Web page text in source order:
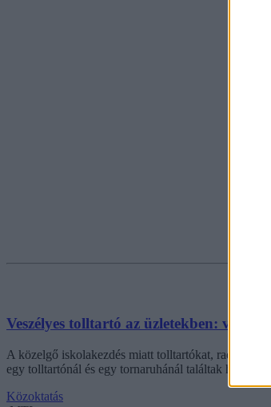
Veszélyes tolltartó az üzletekben:
A közelgő iskolakezdés miatt tolltartókat, radírokat,
egy tolltartónál és egy tornaruhánál találtak hibákat.
Közoktatás